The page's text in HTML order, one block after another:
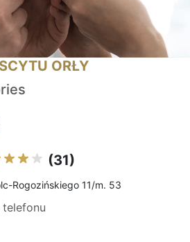
ORŁY
(31)
Rogozińskiego 11/m. 53
telefonu